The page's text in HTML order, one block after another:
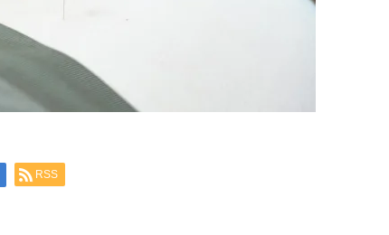
RSS